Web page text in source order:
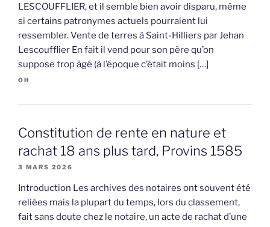
LESCOUFFLIER, et il semble bien avoir disparu, même
si certains patronymes actuels pourraient lui
ressembler. Vente de terres à Saint-Hilliers par Jehan
Lescoufflier En fait il vend pour son père qu’on
suppose trop âgé (à l’époque c’était moins […]
OH
Constitution de rente en nature et
rachat 18 ans plus tard, Provins 1585
3 MARS 2026
Introduction Les archives des notaires ont souvent été
reliées mais la plupart du temps, lors du classement,
fait sans doute chez le notaire, un acte de rachat d’une